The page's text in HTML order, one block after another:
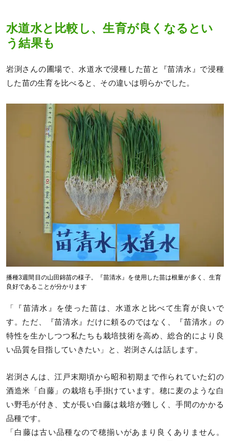
水道水と比較し、生育が良くなるとい
う結果も
岩渕さんの圃場で、水道水で浸種した苗と『苗清水』で浸種
した苗の生育を比べると、その違いは明らかでした。
播種3週間目の山田錦苗の様子。『苗清水』を使用した苗は根量が多く、生育
良好であることが分かります
「『苗清水』を使った苗は、水道水と比べて生育が良いで
す。ただ、『苗清水』だけに頼るのではなく、『苗清水』の
特性を生かしつつ私たちも栽培技術を高め、総合的により良
い品質を目指していきたい」と、岩渕さんは話します。
岩渕さんは、江戸末期頃から昭和初期まで作られていた幻の
酒造米「白藤」の栽培も手掛けています。穂に麦のような白
い野毛が付き、丈が長い白藤は栽培が難しく、手間のかかる
品種です。
「白藤は古い品種なので穂揃いがあまり良くありません。